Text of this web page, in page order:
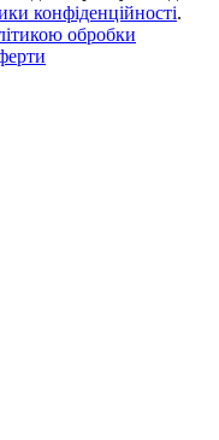
конфіденційності.
обробки